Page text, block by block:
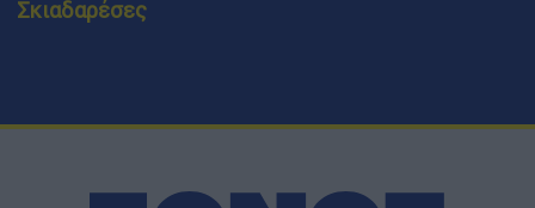
Σκιαδαρέσες